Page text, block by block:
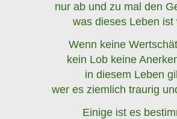
nur ab und zu mal den
was dieses Leben ist
Wenn keine
kein Lob keine
in diesem Leben
wer es ziemlich traurig
Einige ist es